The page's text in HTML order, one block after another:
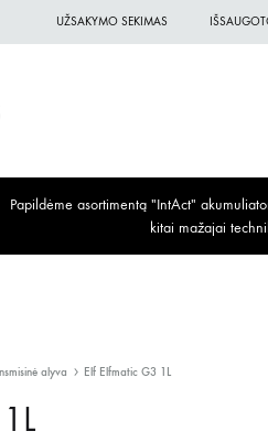
UŽSAKYMO SEKIMAS
Papildėme asortimentą "IntAct"
kitai mažajai
alyva Elf Elfmatic G3 1L